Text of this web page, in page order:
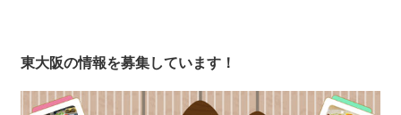
東大阪の情報を募集しています！